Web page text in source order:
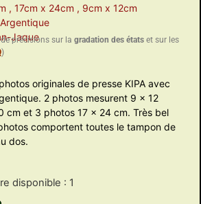
, 17cm x 24cm , 9cm x 12cm
Jaque
précisions sur la gradation des états et sur les
)
originales de presse KIPA avec
2 photos mesurent 9 x 12
cm et 3 photos 17 x 24 cm. Très bel
comportent toutes le tampon de
dos.
disponible : 1